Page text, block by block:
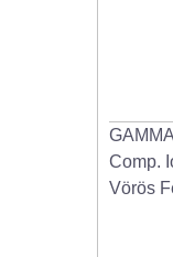
Comp.
Vörös